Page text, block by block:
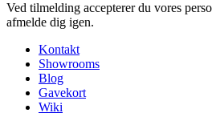
Ved tilmelding accepterer du vores
afmelde dig igen.
Kontakt
Showrooms
Blog
Gavekort
Wiki